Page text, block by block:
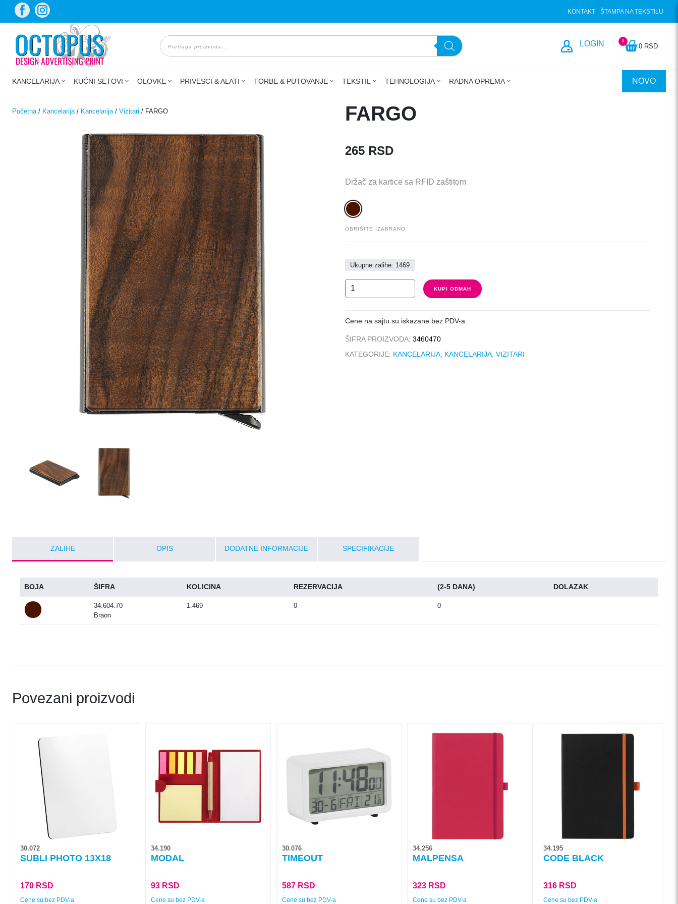
Skip
KONTAKT ŠTAMPA NA TEKSTILU
Products
search
LOGIN 0 RSD
0
KANCELARIJA KUĆNI SETOVI OLOVKE PRIVESCI & ALATI TORBE & PUTOVANJE TEKSTIL TEHNOLOGIJA RADNA OPREMA NOVO
Početna / Kancelarija / Kancelarija / Vizitari / FARGO FARGO
265 RSD
Držač za kartice sa RFID zaštitom
OBRIŠITE IZABRANO
Ukupne zalihe: 1469
FARGO
količina
KUPI ODMAH
Cene na sajtu su iskazane bez PDV-a.
ŠIFRA PROIZVODA: 3460470
KATEGORIJE: KANCELARIJA, KANCELARIJA, VIZITARI
ZALIHE OPIS DODATNE INFORMACIJE SPECIFIKACIJE
BOJA ŠIFRA KOLICINA REZERVACIJA (2-5 DANA) DOLAZAK
34.604.70
Braon
1.469 0 0
Povezani proizvodi
30.072
SUBLI PHOTO 13X18
170 RSD
Cene su bez PDV-a
proizvod
varijanti.
Opcije
izabrane
na
stranici
34.190
MODAL
93 RSD
Cene su bez PDV-a
ima
više
varijanti.
Opcije
mogu
biti
na
stranici
30.076
TIMEOUT
587 RSD
Cene su bez PDV-a
ima
na
stranici
34.256
MALPENSA
323 RSD
Cene su bez PDV-a
na
stranici
34.195
CODE BLACK
316 RSD
Cene su bez PDV-a
mogu
na
stranici